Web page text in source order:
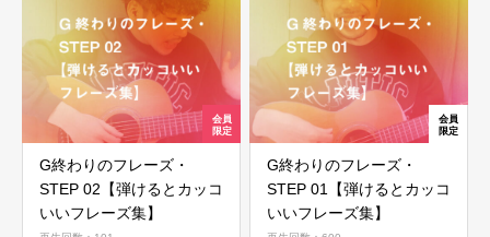
G終わりのフレーズ・
STEP 02【弾けるとカッコ
いいフレーズ集】
G終わりのフレーズ・
STEP 01【弾けるとカッコ
いいフレーズ集】